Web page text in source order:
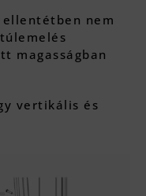
nem
magasságban
vertikális és